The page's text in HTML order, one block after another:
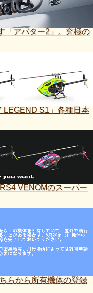
「アバター2」。究極の
LEGEND S1」各種日本
VENOMのスーパー
らから所有機体の登録